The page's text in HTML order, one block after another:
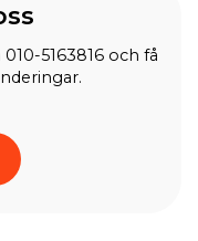
5163816 och få